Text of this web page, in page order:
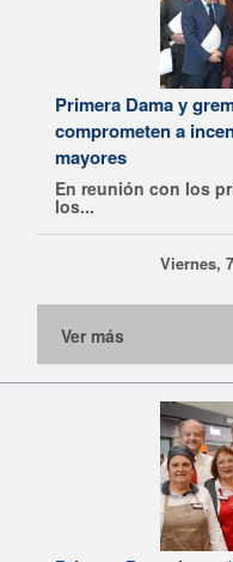
Primera Dama y
comprometen a
mayores
En reunión con los
los...
Viernes,
Ver más